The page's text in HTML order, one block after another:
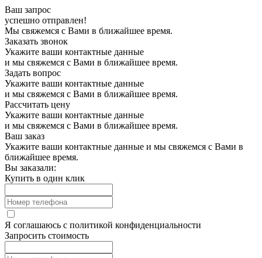
Ваш запрос
успешно отправлен!
Мы свяжемся с Вами в ближайшее время.
Заказать звонок
Укажите ваши контактные данные
и мы свяжемся с Вами в ближайшее время.
Задать вопрос
Укажите ваши контактные данные
и мы свяжемся с Вами в ближайшее время.
Рассчитать цену
Укажите ваши контактные данные
и мы свяжемся с Вами в ближайшее время.
Ваш заказ
Укажите ваши контактные данные и мы свяжемся с Вами в
ближайшее время.
Вы заказали:
Купить в один клик
Я соглашаюсь с политикой конфиденциальности
Запросить стоимость